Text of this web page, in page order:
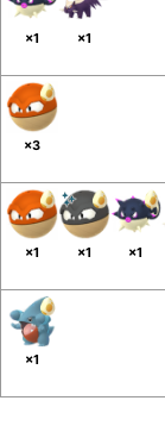
×1
×1
×3
×1 ×1 ×1
×1